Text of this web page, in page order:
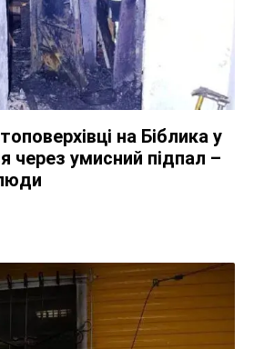
на Біблика у
через умисний підпал –